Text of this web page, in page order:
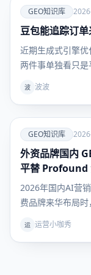
爱
GEO知识
库
GEO知识库
豆包能追踪订
近期生成式引擎优
两件事单独看只
AIDSO同步开放
波 波波
爱
GEO知识
库
GEO知识库
外资品牌国内
平替 Profound
2026年国内AI营
费品牌来华布局
生态，原有AI品
运 运营小咖秀